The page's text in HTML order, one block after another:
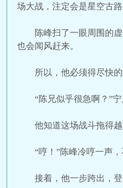
场大战，注定会是星空古
陈峰扫了一眼周围的
也会闻风赶来。
所以，他必须得尽快
“陈兄似乎很急啊？”
他知道这场战斗拖得
“哼！”陈峰冷哼一声
接着，他一步跨出，